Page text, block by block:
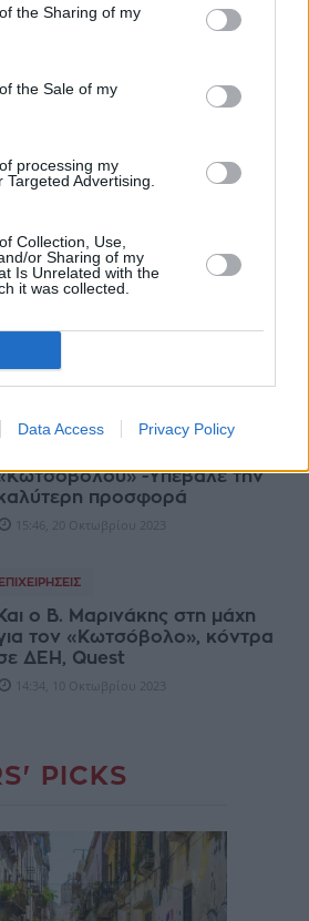
the Sharing of my
the Sale of my
processing my
Advertising.
Collection, Use,
or Sharing of my
Is Unrelated with the
it was collected.
Data Access Privacy Policy
επιχειρηματικό χώρο-
Επενδύσεις και εξαγορές
18:00, 05 Νοεμβρίου 2023
η ΔΕΗ πήρε τον
ΕΠΙΧΕΙΡΉΣΕΙΣ
09:08, 03 Νοεμβρίου 2023
ΕΠΙΧΕΙΡΉΣΕΙΣ
-Υπέβαλε την
προσφορά
15:46, 20 Οκτωβρίου 2023
ΕΠΙΧΕΙΡΉΣΕΙΣ
Και ο Β. Μαρινάκης στη μάχη
τον «Κωτσόβολο», κόντρα
ΔΕΗ, Quest
14:34, 10 Οκτωβρίου 2023
PICKS